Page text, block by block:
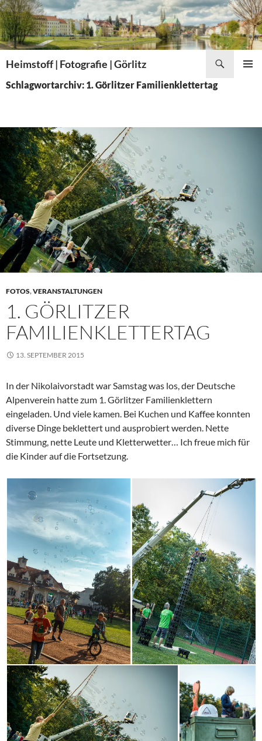
Zum
Inhalt
springen
Heimstoff | Fotografie | Görlitz
Schlagwortarchiv: 1. Görlitzer Familienklettertag
FOTOS,VERANSTALTUNGEN
1. GÖRLITZER
FAMILIENKLETTERTAG
13. SEPTEMBER 2015
In der Nikolaivorstadt war Samstag was los, der Deutsche
Alpenverein hatte zum 1. Görlitzer Familienklettern
eingeladen. Und viele kamen. Bei Kuchen und Kaffee konnten
diverse Dinge beklettert und ausprobiert werden. Nette
Stimmung, nette Leute und Kletterwetter… Ich freue mich für
die Kinder auf die Fortsetzung.